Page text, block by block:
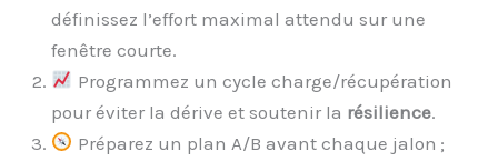
définissez l’effort maximal attendu sur une
fenêtre courte.
Programmez un cycle charge/récupération
pour éviter la dérive et soutenir la résilience.
Préparez un plan A/B avant chaque jalon ;